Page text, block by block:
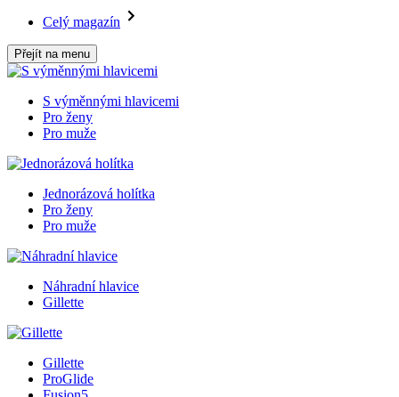
Celý magazín
Přejít na menu
S výměnnými hlavicemi
Pro ženy
Pro muže
Jednorázová holítka
Pro ženy
Pro muže
Náhradní hlavice
Gillette
Gillette
ProGlide